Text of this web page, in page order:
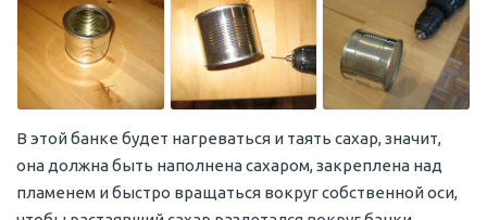
В этой банке будет нагреваться и таять сахар, значит,
она должна быть наполнена сахаром, закреплена над
пламенем и быстро вращаться вокруг собственной оси,